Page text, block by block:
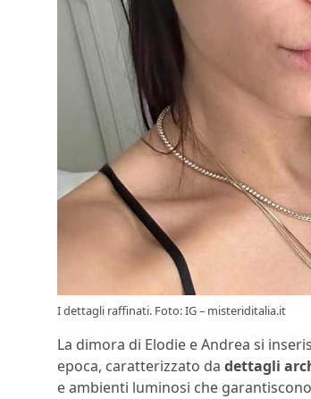
I dettagli raffinati. Foto: IG – misteriditalia.it
La dimora di Elodie e Andrea si
epoca, caratterizzato da dettagli
e ambienti luminosi che